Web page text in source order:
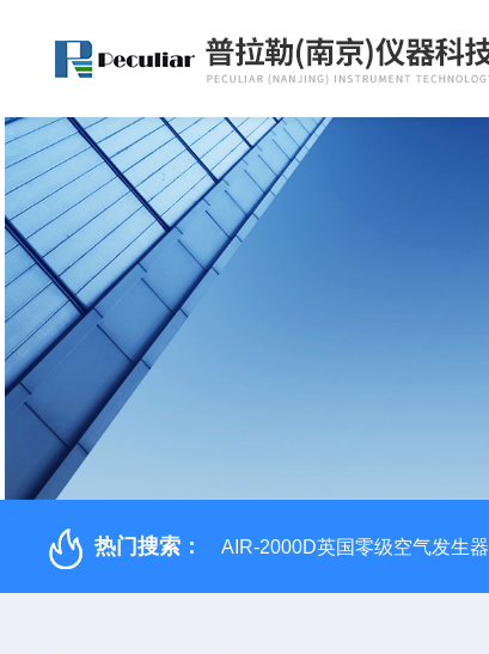
热门搜索： AIR-2000D英国零级空气发生器